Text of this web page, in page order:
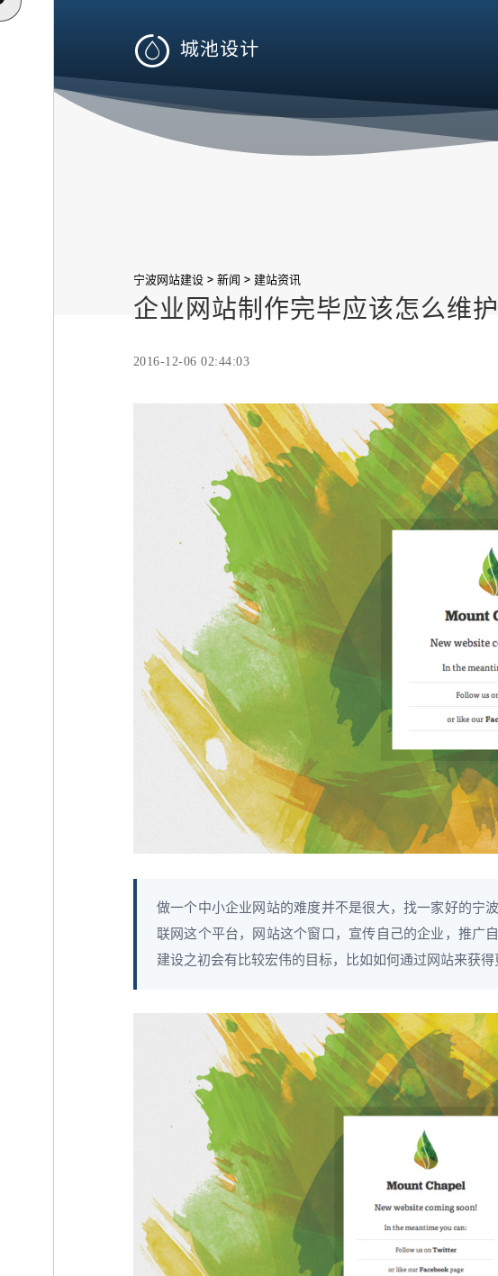

宁波网站建设> 新闻 > 建站资讯
企业网站制作完毕应该怎么维护
2016-12-06 02:44:03
做一个中小企业网站的难度并不是很大，找一家好的宁
联网这个平台，网站这个窗口，宣传自己的企业，推广
建设之初会有比较宏伟的目标，比如如何通过网站来获